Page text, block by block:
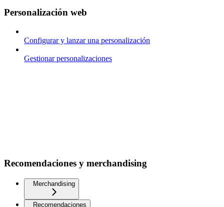
Personalización web
Configurar y lanzar una personalización
Gestionar personalizaciones
Recomendaciones y merchandising
Merchandising
Recomendaciones